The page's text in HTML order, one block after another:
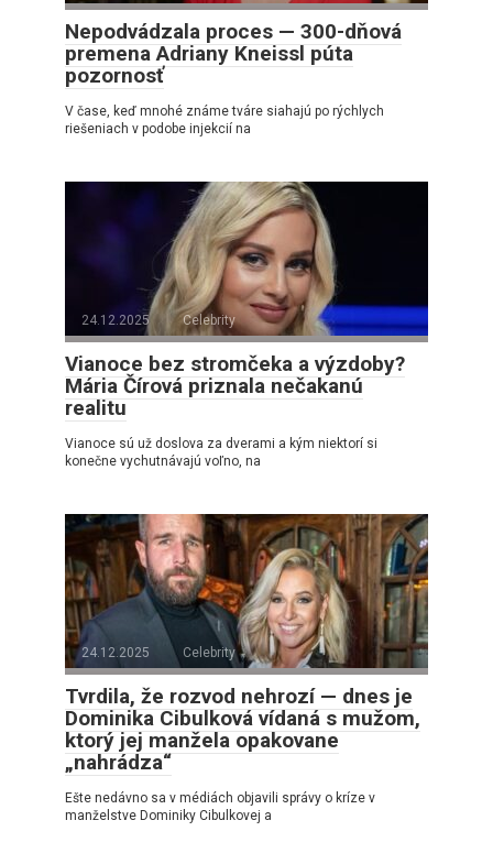
Nepodvádzala proces — 300-dňová
premena Adriany Kneissl púta
pozornosť
V čase, keď mnohé známe tváre siahajú po rýchlych
riešeniach v podobe injekcií na
24.12.2025 Celebrity
Vianoce bez stromčeka a výzdoby?
Mária Čírová priznala nečakanú
realitu
Vianoce sú už doslova za dverami a kým niektorí si
konečne vychutnávajú voľno, na
24.12.2025 Celebrity
Tvrdila, že rozvod nehrozí — dnes je
Dominika Cibulková vídaná s mužom,
ktorý jej manžela opakovane
„nahrádza“
Ešte nedávno sa v médiách objavili správy o kríze v
manželstve Dominiky Cibulkovej a